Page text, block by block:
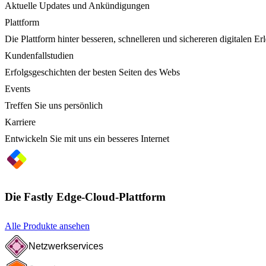
Aktuelle Updates und Ankündigungen
Plattform
Die Plattform hinter besseren, schnelleren und sichereren digitalen
Kundenfallstudien
Erfolgsgeschichten der besten Seiten des Webs
Events
Treffen Sie uns persönlich
Karriere
Entwickeln Sie mit uns ein besseres Internet
Die Fastly Edge-Cloud-Plattform
Alle Produkte ansehen
Netzwerkservices